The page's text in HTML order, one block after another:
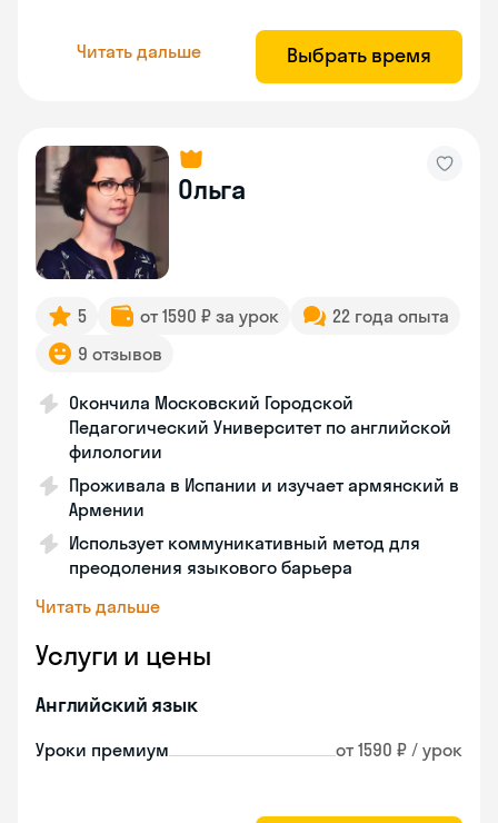
Читать дальше Выбрать время
Ольга
5 от 1590 ₽ за урок
22 года опыта
9 отзывов
Окончила Московский Городской
Педагогический Университет по английской
филологии
Проживала в Испании и изучает армянский в
Армении
Использует коммуникативный метод для
преодоления языкового барьера
Читать дальше
Услуги и цены
Английский язык
Уроки премиум от 1590 ₽ / урок